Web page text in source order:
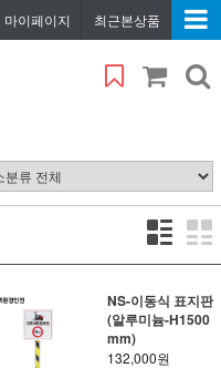
마이페이지 최근본상품
NS-이동식 표지판
(알루미늄-H1500
mm)
132,000원